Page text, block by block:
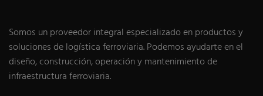
Somos un proveedor integral especializado en productos y
soluciones de logística ferroviaria. Podemos ayudarte en el
diseño, construcción, operación y mantenimiento de
infraestructura ferroviaria.